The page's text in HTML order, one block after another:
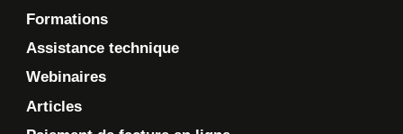
Formations
Assistance technique
Webinaires
Articles